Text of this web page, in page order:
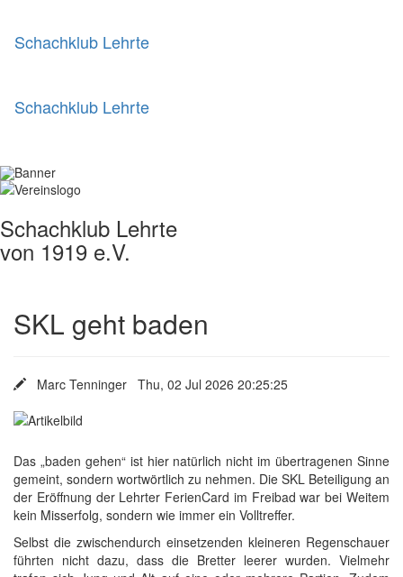
Schachklub Lehrte
Schachklub Lehrte
Schachklub Lehrte
von 1919 e.V.
SKL geht baden
Marc Tenninger Thu, 02 Jul 2026 20:25:25
Das „baden gehen“ ist hier natürlich nicht im übertragenen Sinne
gemeint, sondern wortwörtlich zu nehmen. Die SKL Beteiligung an
der Eröffnung der Lehrter FerienCard im Freibad war bei Weitem
kein Misserfolg, sondern wie immer ein Volltreffer.
Selbst die zwischendurch einsetzenden kleineren Regenschauer
führten nicht dazu, dass die Bretter leerer wurden. Vielmehr